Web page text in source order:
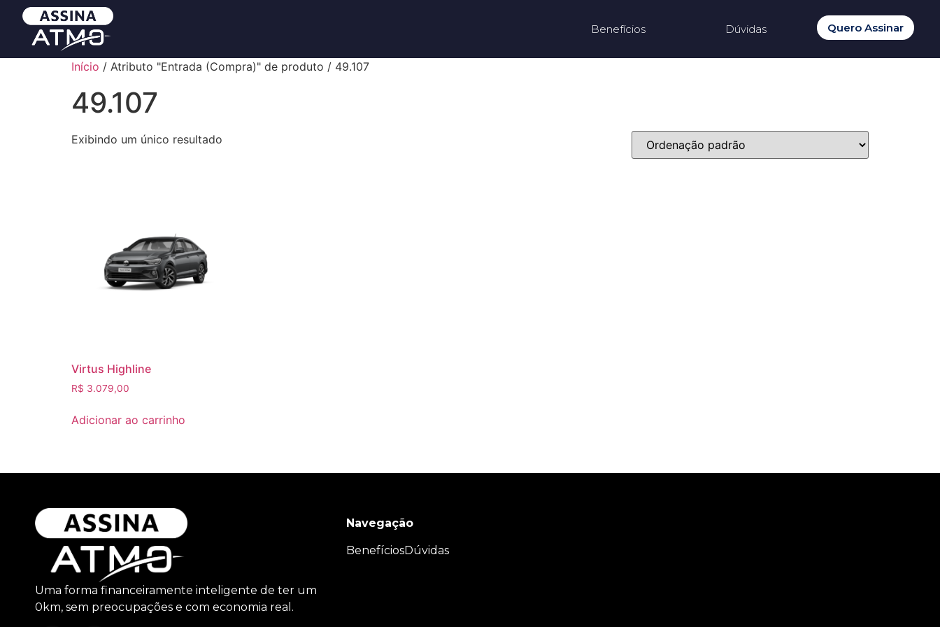
Dúvidas
Benefícios Quero Assinar
Início / Atributo "Entrada (Compra)" de produto / 49.107
49.107
Exibindo um único resultado
Virtus Highline
R$ 3.079,00
Adicionar ao carrinho
Uma forma financeiramente inteligente de ter um
0km, sem preocupações e com economia real.
Navegação
BenefíciosDúvidas